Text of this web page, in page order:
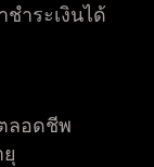
ำระเงินได้
ลอดชีพ